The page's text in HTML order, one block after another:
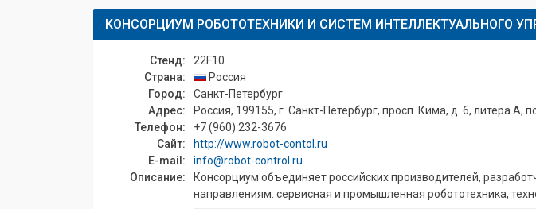
КОНСОРЦИУМ РОБОТОТЕХНИКИ И СИСТЕМ ИНТЕЛЛЕКТУАЛЬНОГО
Стенд:
22F10
Страна:
Россия
Город:
Санкт-Петербург
Адрес:
Россия, 199155, г. Санкт-Петербург, просп. Кима, д. 6, литера А,
Телефон:
+7 (960) 232-3676
Сайт:
http://www.robot-contol.ru
E-mail:
info@robot-control.ru
Описание:
Консорциум объединяет российских производителей,
направлениям: сервисная и промышленная робототехника,